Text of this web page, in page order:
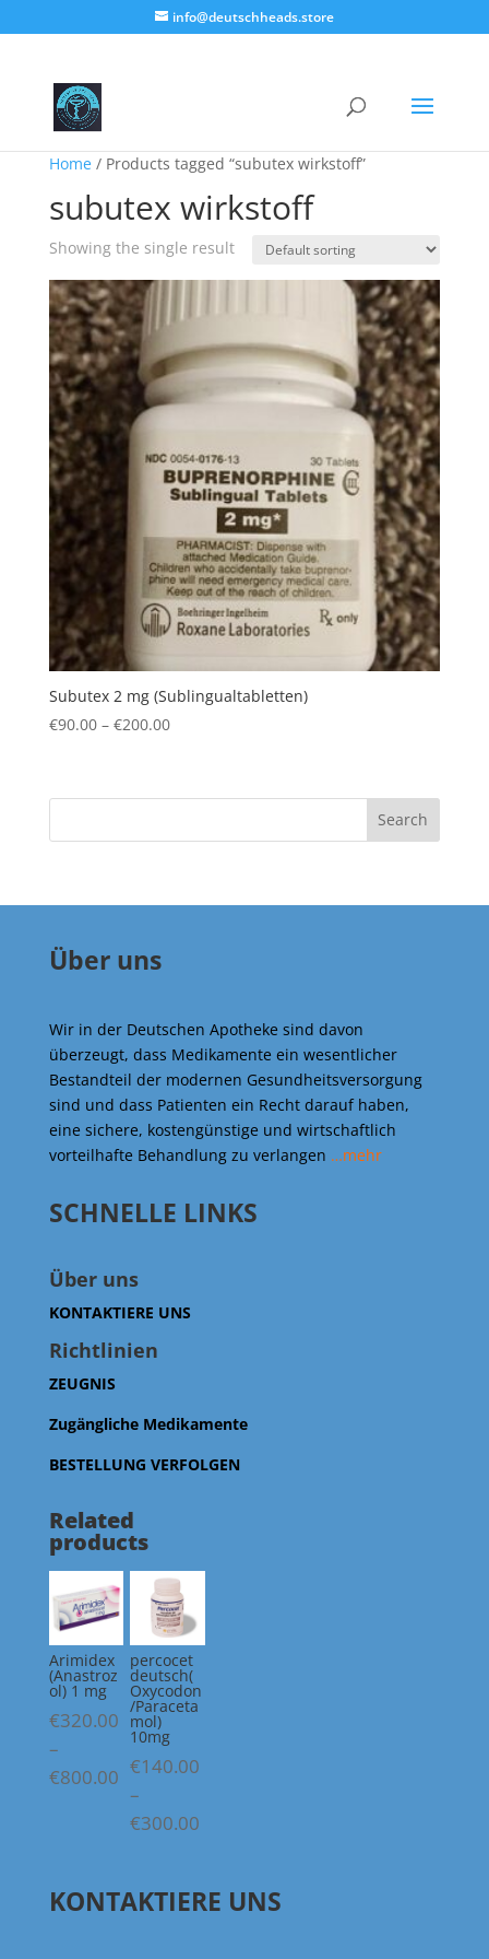
info@deutschheads.store
Home/ Products tagged “subutex wirkstoff”
subutex wirkstoff
Showing the single result
Subutex 2 mg (Sublingualtabletten)
€90.00 – €200.00Price
through
Search
Über uns
Wir in der Deutschen Apotheke sind davon
überzeugt, dass Medikamente ein wesentlicher
Bestandteil der modernen Gesundheitsversorgung
sind und dass Patienten ein Recht darauf haben,
eine sichere, kostengünstige und wirtschaftlich
vorteilhafte Behandlung zu verlangen …mehr
SCHNELLE LINKS
Über uns
KONTAKTIERE UNS
Richtlinien
ZEUGNIS
Zugängliche Medikamente
BESTELLUNG VERFOLGEN
Related
products
Arimidex
(Anastroz
ol) 1 mg
€320.00
–
€800.00Price
range:
€320.00
€800.00
percocet
deutsch(
Oxycodon
/Paraceta
mol)
10mg
€140.00
–
€300.00
through
KONTAKTIERE UNS